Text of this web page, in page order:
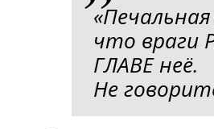
что враги
ГЛАВЕ неё.
Не